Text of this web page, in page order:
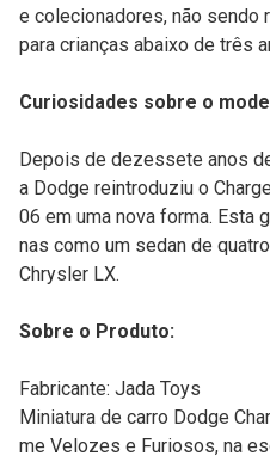
e colecionadores, não sendo
para crianças abaixo de três
Curiosidades sobre o
Depois de dezessete anos
a Dodge reintroduziu o
06 em uma nova forma. Esta
nas como um sedan de
Chrysler LX.
Sobre o Produto:
Fabricante: Jada Toys
Miniatura de carro Dodge
me Velozes e Furiosos, na